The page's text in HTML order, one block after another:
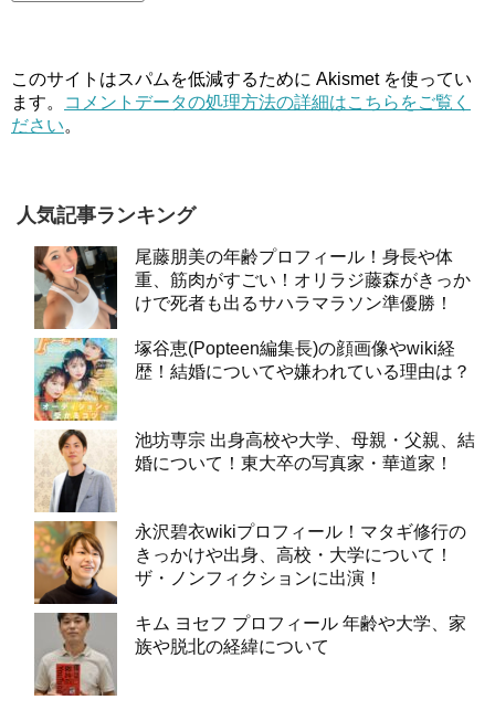
このサイトはスパムを低減するために Akismet を使ってい
ます。
コメントデータの処理方法の詳細はこちらをご覧く
ださい。
人気記事ランキング
尾藤朋美の年齢プロフィール！身長や体
重、筋肉がすごい！オリラジ藤森がきっか
けで死者も出るサハラマラソン準優勝！
塚谷恵(Popteen編集長)の顔画像やwiki経
歴！結婚についてや嫌われている理由は？
池坊専宗 出身高校や大学、母親・父親、結
婚について！東大卒の写真家・華道家！
永沢碧衣wikiプロフィール！マタギ修行の
きっかけや出身、高校・大学について！
ザ・ノンフィクションに出演！
キム ヨセフ プロフィール 年齢や大学、家
族や脱北の経緯について